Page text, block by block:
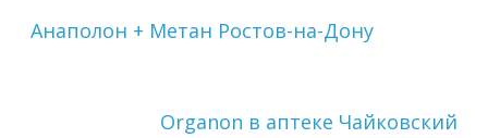
Анаполон + Метан Ростов-на-Дону
Organon в аптеке Чайковский